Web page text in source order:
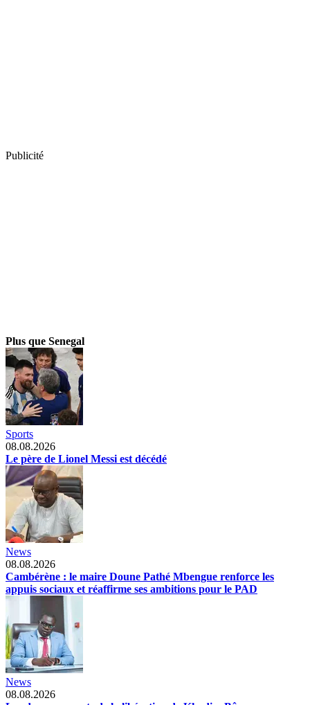
Publicité
Plus que Senegal
Sports
08.08.2026
Le père de Lionel Messi est décédé
News
08.08.2026
Cambérène : le maire Doune Pathé Mbengue renforce les
appuis sociaux et réaffirme ses ambitions pour le PAD
News
08.08.2026